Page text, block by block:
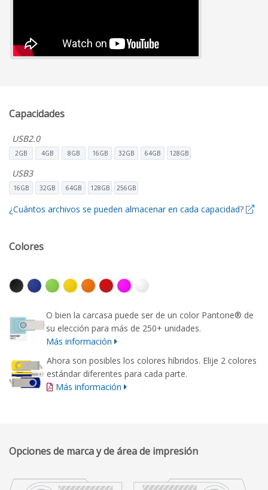
Capacidades
USB2.0
2GB 4GB 8GB 16GB 32GB 64GB 128GB
USB3
16GB 32GB 64GB 128GB 256GB
¿Cuántos archivos se pueden almacenar en cada capacidad?
Colores
O bien la carcasa puede ser de un color Pantone® de
su elección para más de 250+ unidades.
Más información
Ahora son posibles los colores híbridos. Elije 2 colores
estándar diferentes para cada parte.
Más información
Opciones de marca y de área de impresión